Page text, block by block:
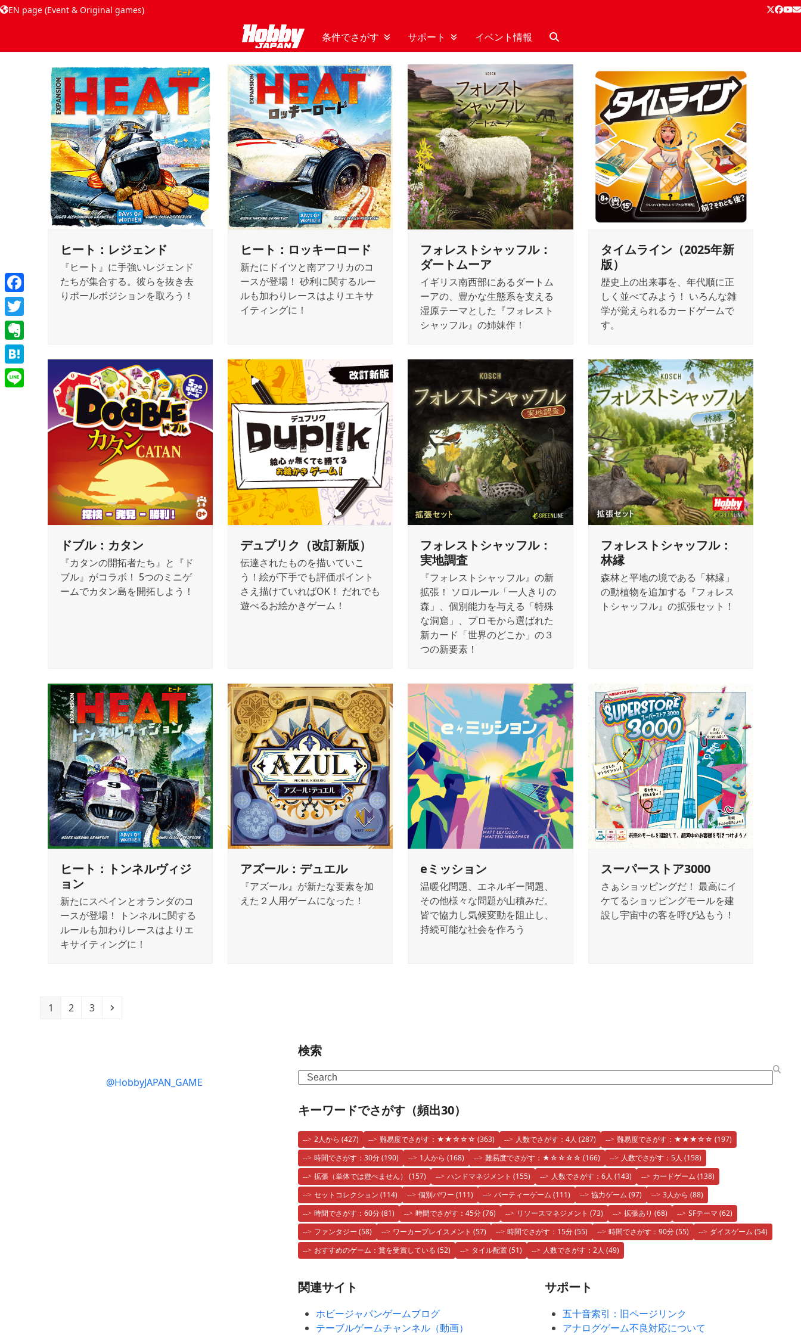
EN page (Event & Original games) Twitter
条件でさがす サポート イベント情報
ヒート：レジェンド
『ヒート』に手強いレジェンド
たちが集合する。彼らを抜き去
りポールボジションを取ろう！
ヒート：ロッキーロード
新たにドイツと南アフリカのコ
ースが登場！ 砂利に関するルー
ルも加わりレースはよりエキサ
イティングに！
フォレストシャッフル：
ダートムーア
イギリス南西部にあるダートム
ーアの、豊かな生態系を支える
湿原テーマとした『フォレスト
シャッフル』の姉妹作！
タイムライン（2025年新
版）
歴史上の出来事を、年代順に正
しく並べてみよう！ いろんな雑
学が覚えられるカードゲームで
す。
ドブル：カタン
『カタンの開拓者たち』と『ド
ブル』がコラボ！ 5つのミニゲ
ームでカタン島を開拓しよう！
デュプリク（改訂新版）
伝達されたものを描いていこ
う！絵が下手でも評価ポイント
さえ描けていればOK！ だれでも
遊べるお絵かきゲーム！
フォレストシャッフル：
実地調査
『フォレストシャッフル』の新
拡張！ ソロルール「一人きりの
森」、個別能力を与える「特殊
な洞窟」、プロモから選ばれた
新カード「世界のどこか」の３
つの新要素！
フォレストシャッフル：
林縁
森林と平地の境である「林縁」
の動植物を追加する『フォレス
トシャッフル』の拡張セット！
ヒート：トンネルヴィジ
ョン
新たにスペインとオランダのコ
ースが登場！ トンネルに関する
ルールも加わりレースはよりエ
キサイティングに！
アズール：デュエル
『アズール』が新たな要素を加
えた２人用ゲームになった！
eミッション
温暖化問題、エネルギー問題、
その他様々な問題が山積みだ。
皆で協力し気候変動を阻止し、
持続可能な社会を作ろう
スーパーストア3000
さぁショッピングだ！ 最高にイ
ケてるショッピングモールを建
設し宇宙中の客を呼び込もう！
Page
1 Page
2 Page
3 Next
@HobbyJAPAN_GAME
検索
Search
キーワードでさがす（頻出30）
2人から (427) 難易度でさがす：★★☆☆☆ (363) 人数でさがす：4人 (287) 難易度でさがす：★★★☆☆ (197)
時間でさがす：30分(190) 1人から (168) 難易度でさがす：★☆☆☆☆ (166) 人数でさがす：5人 (158)
拡張（単体では遊べません） (157) ハンドマネジメント (155) 人数でさがす：6人 (143) カードゲーム (138)
セットコレクション (114) 個別パワー (111) パーティーゲーム (111) 協力ゲーム (97) 3人から (88)
時間でさがす：60分(81) 時間でさがす：45分(76) リソースマネジメント (73) 拡張あり (68) SFテーマ (62)
ファンタジー (58) ワーカープレイスメント (57) 時間でさがす：15分(55) 時間でさがす：90分(55) ダイスゲーム (54)
おすすめのゲーム：賞を受賞している (52) タイル配置(51) 人数でさがす：2人 (49)
関連サイト
ホビージャパンゲームブログ
テーブルゲームチャンネル（動画）
サポート
五十音索引：旧ページリンク
アナログゲーム不良対応について
Facebook
Twitter
Evernote
Hatena